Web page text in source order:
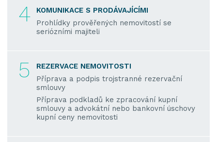
4
KOMUNIKACE S PRODÁVAJÍCÍMI
Prohlídky prověřených nemovitostí se
seriózními majiteli
5
REZERVACE NEMOVITOSTI
Příprava a podpis trojstranné rezervační
smlouvy
Příprava podkladů ke zpracování kupní
smlouvy a advokátní nebo bankovní úschovy
kupní ceny nemovitosti